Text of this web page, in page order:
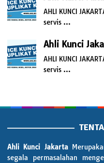
AHLI KUNCI
servis …
Ahli Kunci
AHLI KUNCI
servis …
Ahli Kunci Jakarta
segala permasalahan